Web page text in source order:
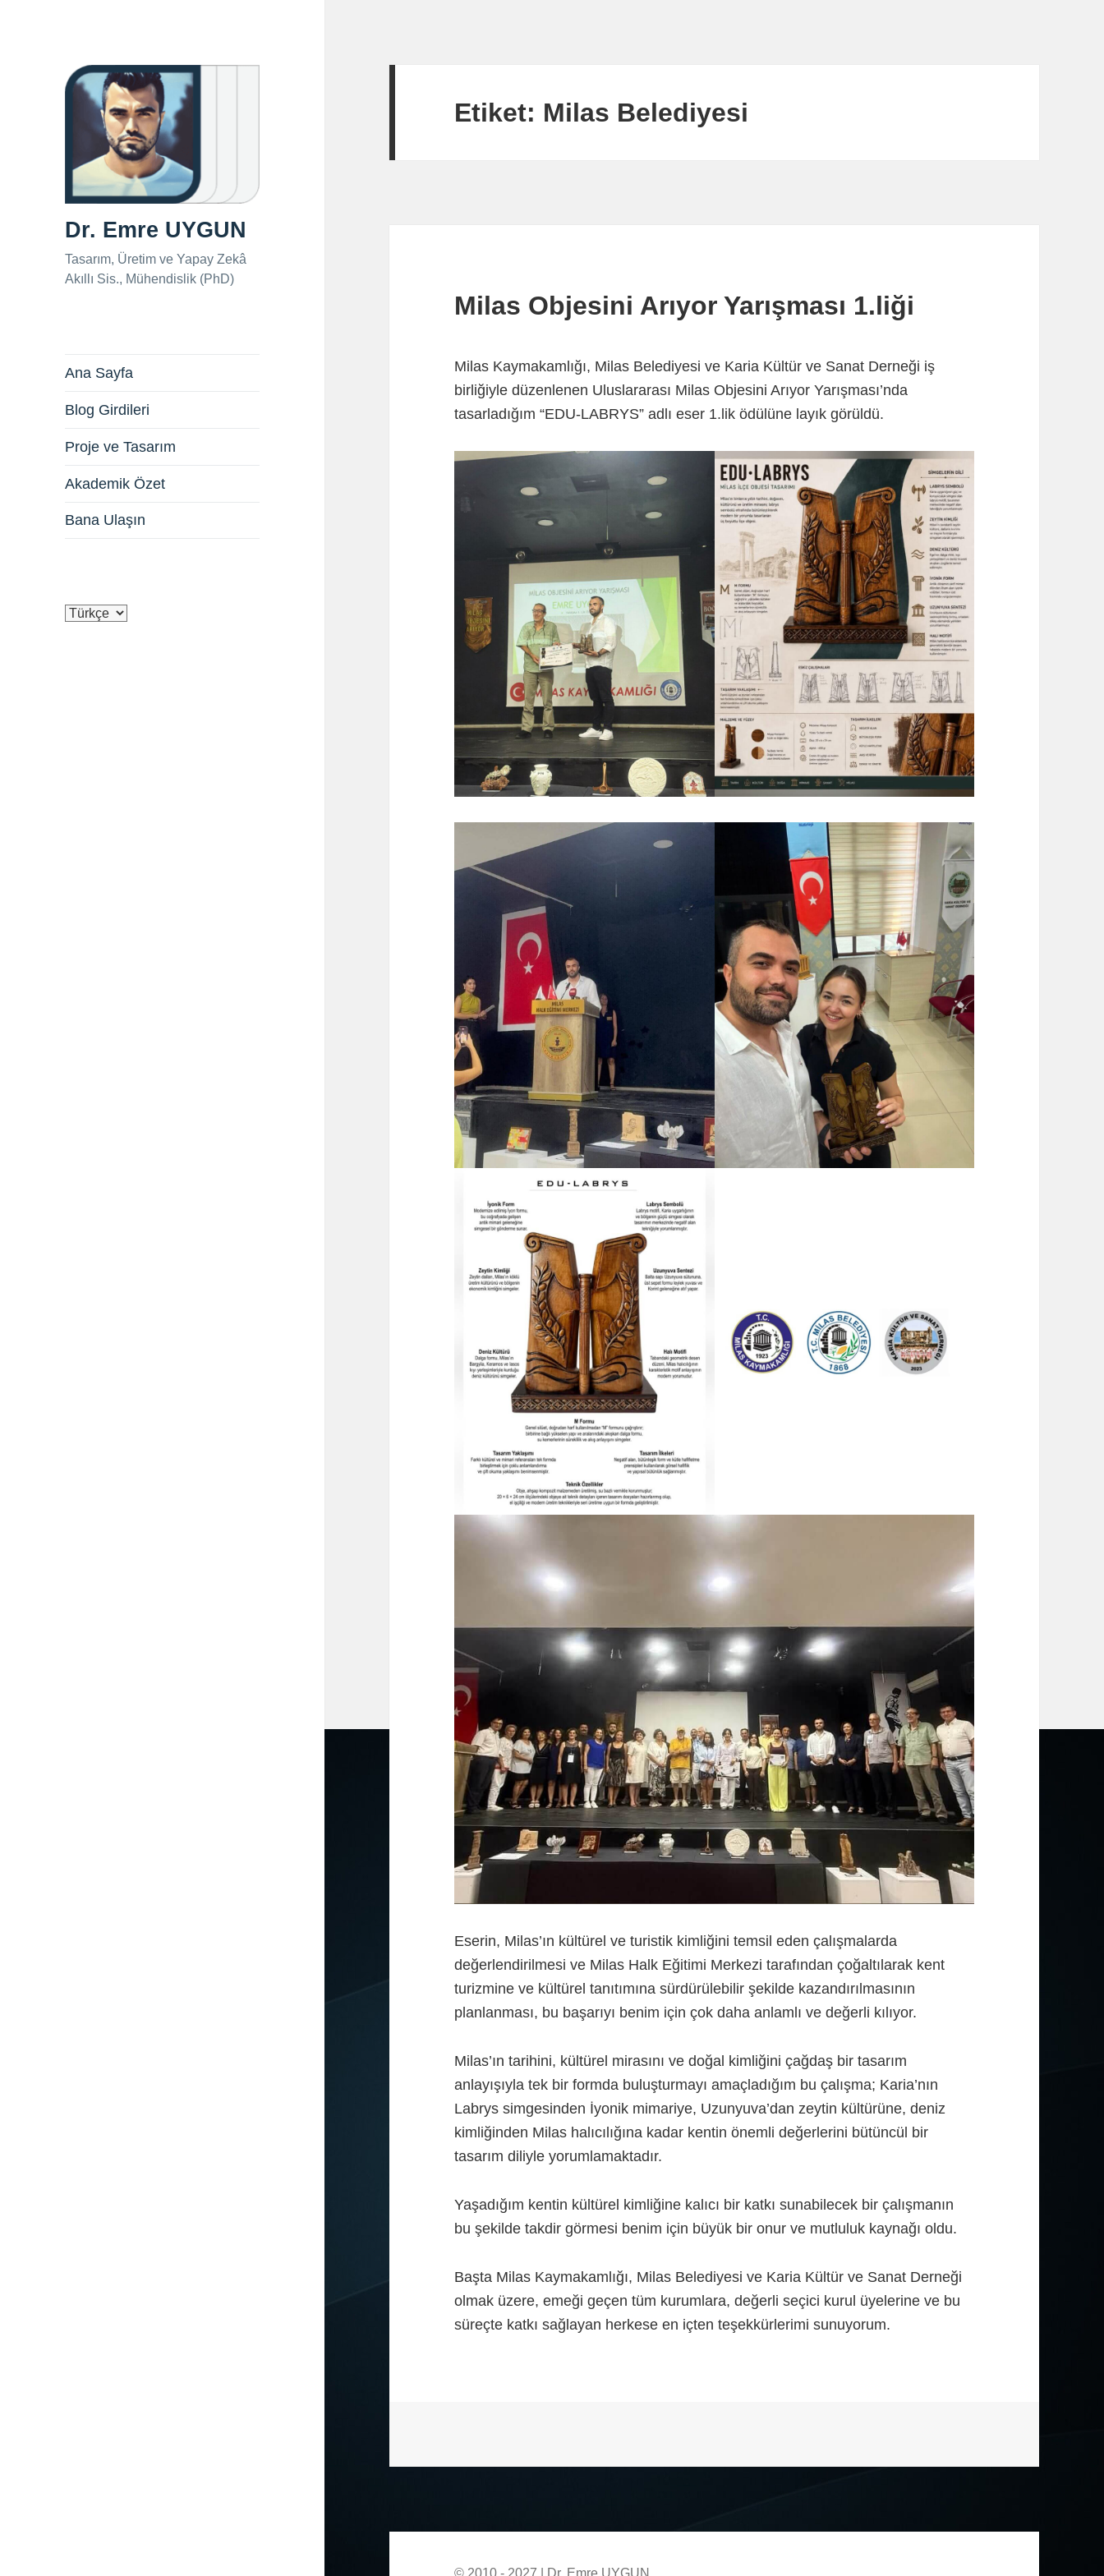
Dr. Emre UYGUN
Tasarım, Üretim ve Yapay Zekâ
Akıllı Sis., Mühendislik (PhD)
Ana Sayfa
Blog Girdileri
Proje ve Tasarım
Akademik Özet
Bana Ulaşın
Dil
Etiket: Milas Belediyesi
Milas Objesini Arıyor Yarışması 1.liği
Milas Kaymakamlığı, Milas Belediyesi ve Karia Kültür ve Sanat Derneği iş
birliğiyle düzenlenen Uluslararası Milas Objesini Arıyor Yarışması’nda
tasarladığım “EDU-LABRYS” adlı eser 1.lik ödülüne layık görüldü.
Eserin, Milas’ın kültürel ve turistik kimliğini temsil eden çalışmalarda
değerlendirilmesi ve Milas Halk Eğitimi Merkezi tarafından çoğaltılarak kent
turizmine ve kültürel tanıtımına sürdürülebilir şekilde kazandırılmasının
planlanması, bu başarıyı benim için çok daha anlamlı ve değerli kılıyor.
Milas’ın tarihini, kültürel mirasını ve doğal kimliğini çağdaş bir tasarım
anlayışıyla tek bir formda buluşturmayı amaçladığım bu çalışma; Karia’nın
Labrys simgesinden İyonik mimariye, Uzunyuva’dan zeytin kültürüne, deniz
kimliğinden Milas halıcılığına kadar kentin önemli değerlerini bütüncül bir
tasarım diliyle yorumlamaktadır.
Yaşadığım kentin kültürel kimliğine kalıcı bir katkı sunabilecek bir çalışmanın
bu şekilde takdir görmesi benim için büyük bir onur ve mutluluk kaynağı oldu.
Başta Milas Kaymakamlığı, Milas Belediyesi ve Karia Kültür ve Sanat Derneği
olmak üzere, emeği geçen tüm kurumlara, değerli seçici kurul üyelerine ve bu
süreçte katkı sağlayan herkese en içten teşekkürlerimi sunuyorum.